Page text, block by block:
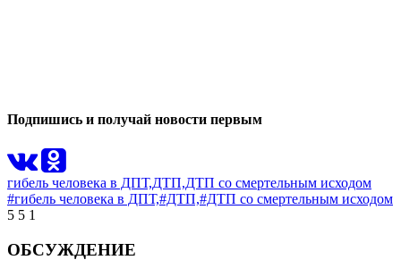
Подпишись и получай новости первым
гибель человека в ДПТ,ДТП,ДТП со смертельным исходом
#гибель человека в ДПТ,#ДТП,#ДТП со смертельным исходом
5 5 1
ОБСУЖДЕНИЕ